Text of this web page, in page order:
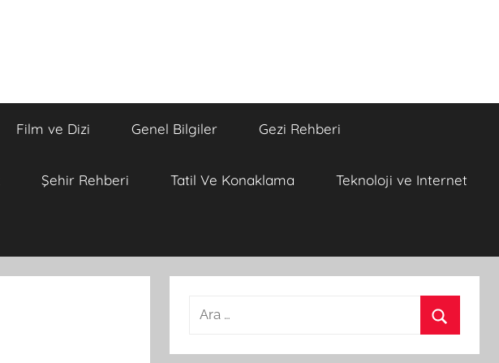
Film ve Dizi Genel Bilgiler Gezi Rehberi
Şehir Rehberi Tatil Ve Konaklama Teknoloji ve Internet
a